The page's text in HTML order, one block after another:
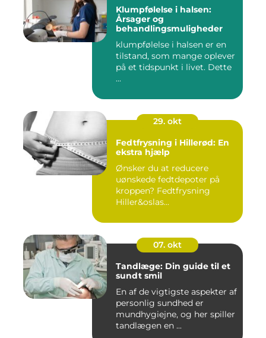
Klumpfølelse i halsen:
Årsager og
behandlingsmuligheder
klumpfølelse i halsen er en
tilstand, som mange oplever
på et tidspunkt i livet. Dette
...
29. okt
Fedtfrysning i Hillerød: En
ekstra hjælp
Ønsker du at reducere
uønskede fedtdepoter på
kroppen? Fedtfrysning
Hiller&oslas...
07. okt
Tandlæge: Din guide til et
sundt smil
En af de vigtigste aspekter af
personlig sundhed er
mundhygiejne, og her spiller
tandlægen en ...